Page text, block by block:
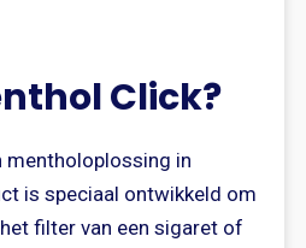
Click?
mentholoplossing in
is speciaal ontwikkeld om
filter van een sigaret of